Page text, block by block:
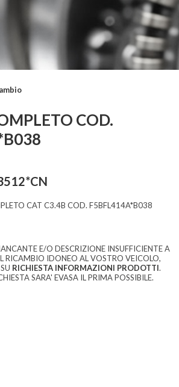
COD.
CAT C3.4B COD. F5BFL414A*B038
E/O DESCRIZIONE INSUFFICIENTE A
RICAMBIO IDONEO AL VOSTRO VEICOLO,
RICHIESTA INFORMAZIONI PRODOTTI.
SARA' EVASA IL PRIMA POSSIBILE.